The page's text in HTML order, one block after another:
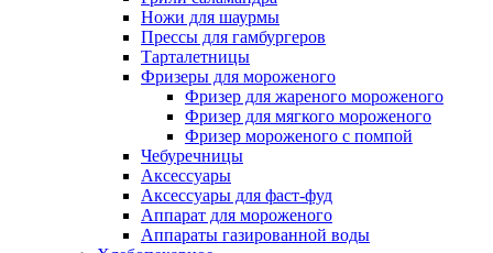
Ножи для шаурмы
Прессы для гамбургеров
Тарталетницы
Фризеры для мороженого
Фризер для жареного мороженого
Фризер для мягкого мороженого
Фризер мороженого с помпой
Чебуречницы
Аксессуары
Аксессуары для фаст-фуд
Аппарат для мороженого
Аппараты газированной воды